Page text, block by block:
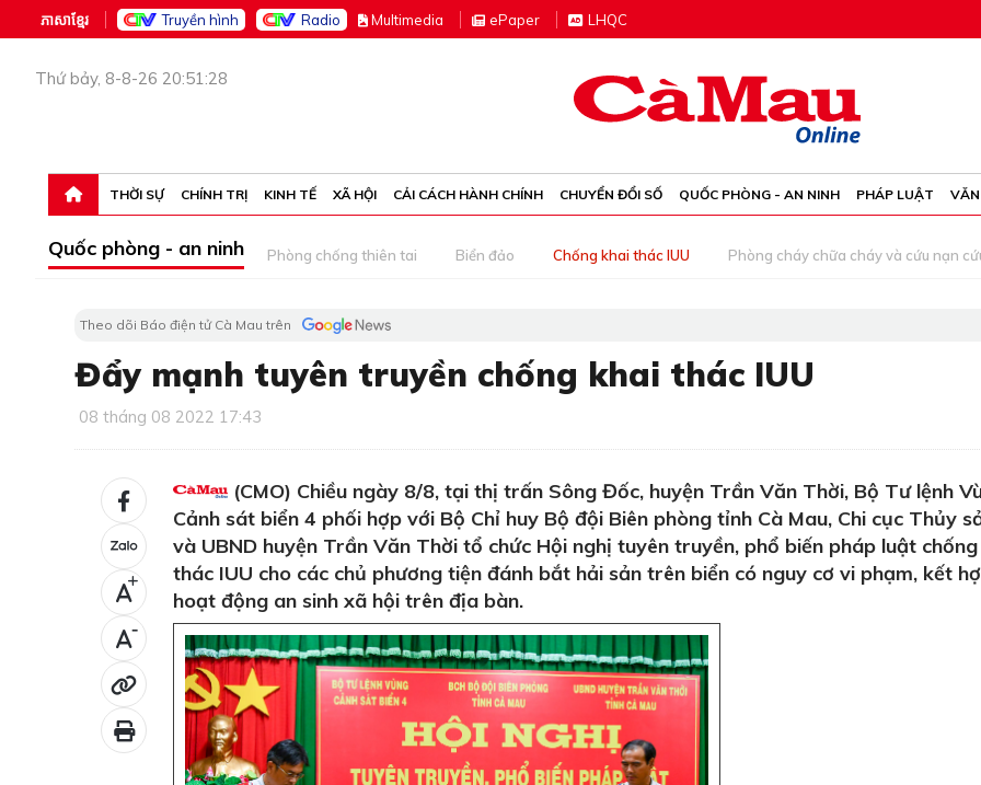
ភាសាខ្មែរ Truyền hình Radio Multimedia ePaper LHQC
Thứ bảy, 8-8-26 20:51:28
THỜI SỰ CHÍNH TRỊ KINH TẾ XÃ HỘI CẢI CÁCH HÀNH CHÍNH CHUYỂN ĐỔI SỐ QUỐC PHÒNG - AN NINH PHÁP LUẬT
Quốc phòng - an ninh Phòng chống thiên tai Biển đảo Chống khai thác IUU Phòng cháy chữa cháy và cứu nạn
Theo dõi Báo điện tử Cà Mau trên
Đẩy mạnh tuyên truyền chống khai thác IUU
08 tháng 08 2022 17:43
+
-
(CMO) Chiều ngày 8/8, tại thị trấn Sông Đốc, huyện Trần Văn Thời, Bộ Tư lệnh
Cảnh sát biển 4 phối hợp với Bộ Chỉ huy Bộ đội Biên phòng tỉnh Cà Mau, Chi cục Thủy
và UBND huyện Trần Văn Thời tổ chức Hội nghị tuyên truyền, phổ biến pháp luật
thác IUU cho các chủ phương tiện đánh bắt hải sản trên biển có nguy cơ vi phạm, kết
hoạt động an sinh xã hội trên địa bàn.